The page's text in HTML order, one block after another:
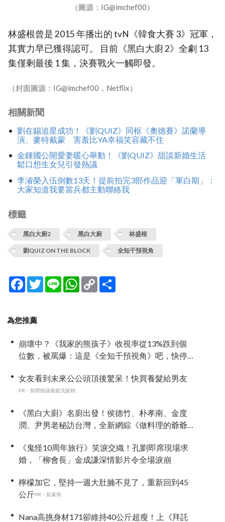
（圖源：IG@imchef00）
林盛根曾是 2015 年播出的 tvN《韓食大賽 3》冠軍，
其實力早已獲得認可。 目前《黑白大廚 2》全劇 13
集僅剩最後 1 集，決賽戰火一觸即發。
（封面圖源：IG@imchef00，Netflix）
相關新聞
劉在錫追星成功！《劉QUIZ》同框《奧德賽》諾蘭導
演、麥特戴蒙 害羞比YA幸福笑容藏不住
金鍾國公開愛妻暖心舉動！《劉QUIZ》甜談新婚生活
鬆口想生女兒引發熱議
李濬榮入伍倒數13天！提前拍完3部作品迎「軍白期」：
大家知道我要當兵都主動聯絡我
標籤
黑白大廚2 黑白大廚 林盛根
劉QUIZ ON THE BLOCK 全知干預視角
Facebook
TwitterLine WhatsApp
Copy
Link
為您推薦
崩壞中？《我家的熊孩子》收視率從13%跌到個
位數，被罵爆：這是《全知干預視角》吧，快停
女友看到未來公公頭頂後驚呆！快買養髮給男友
PR・新聞熱議養髮洗髮精
《黑白大廚》名廚出發！侯德竹、朴孝南、金度
潤、尹男老秘訪台灣，全新網綜《做料理的爺爺
《鬼怪10周年旅行》笑淚交織！孔劉即席現場求
婚，「柳會長」金成謙深情影片令全場淚崩
檸檬加它，堅持一週大肚腩不見了，重新回到45
公斤PR・新素簡
Nana高挑身材171卻維持40公斤超瘦！上《拜託